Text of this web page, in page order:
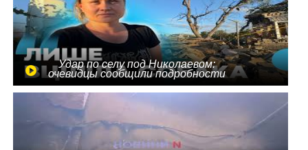
Удар по селу под Николаевом:
очевидцы сообщили подробности